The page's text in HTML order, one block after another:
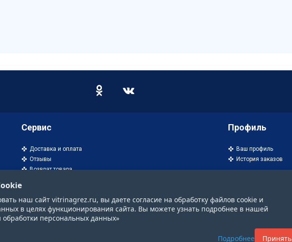
Сервис
Доставка и оплата
Отзывы
Возврат товара
Профиль
Ваш профиль
История заказов
наш сайт vitrinagrez.ru, вы даете согласие на обработку файлов cookie и
в целях функционирования сайта. Вы можете узнать подробнее в нашей
персональных данных»
Подробнее Принять